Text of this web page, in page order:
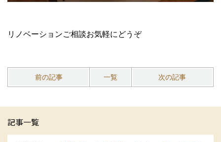
リノベーションご相談お気軽にどうぞ
前の記事 一覧 次の記事
記事一覧